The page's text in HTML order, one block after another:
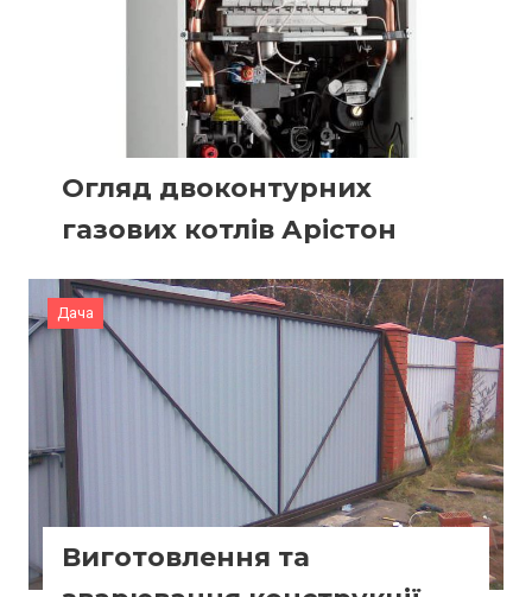
Огляд двоконтурних
газових котлів Арістон
Дача
Виготовлення та